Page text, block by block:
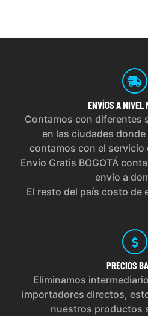
ENVÍOS A NIVEL
Contamos con diferentes
en las ciudades
contamos con el servicio
Envío Gratis BOGOTÁ
envío a
El resto del país costo de
PRECIOS
Eliminamos
importadores directos,
nuestros productos